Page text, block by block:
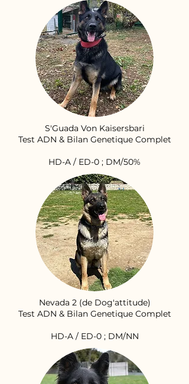
S'Guada Von Kaisersbari
Test ADN & Bilan Genetique Complet
HD-A / ED-0 ; DM/50%
Nevada 2 (de Dog'attitude)
Test ADN & Bilan Genetique Complet
HD-A / ED-0 ; DM/NN